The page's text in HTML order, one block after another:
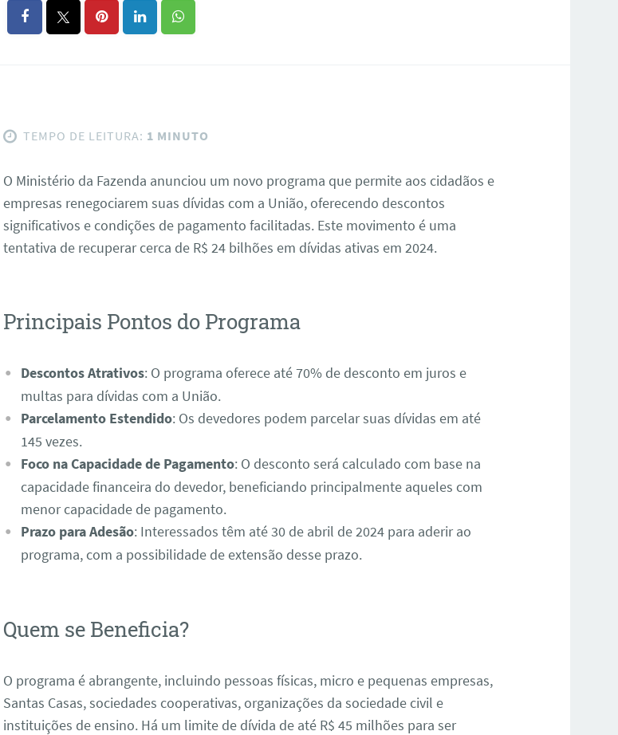
TEMPO DE LEITURA: 1 MINUTO
O Ministério da Fazenda anunciou um novo programa que permite aos cidadãos e
empresas renegociarem suas dívidas com a União, oferecendo descontos
significativos e condições de pagamento facilitadas. Este movimento é uma
tentativa de recuperar cerca de R$ 24 bilhões em dívidas ativas em 2024.
Principais Pontos do Programa
Descontos Atrativos: O programa oferece até 70% de desconto em juros e
multas para dívidas com a União.
Parcelamento Estendido: Os devedores podem parcelar suas dívidas em até
145 vezes.
Foco na Capacidade de Pagamento: O desconto será calculado com base na
capacidade financeira do devedor, beneficiando principalmente aqueles com
menor capacidade de pagamento.
Prazo para Adesão: Interessados têm até 30 de abril de 2024 para aderir ao
programa, com a possibilidade de extensão desse prazo.
Quem se Beneficia?
O programa é abrangente, incluindo pessoas físicas, micro e pequenas empresas,
Santas Casas, sociedades cooperativas, organizações da sociedade civil e
instituições de ensino. Há um limite de dívida de até R$ 45 milhões para ser